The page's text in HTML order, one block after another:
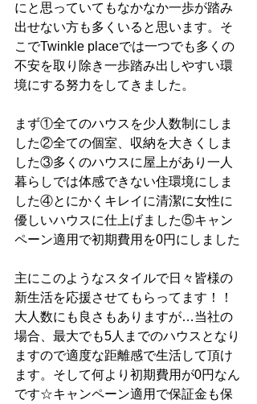
にと思っていてもなかなか一歩が踏み
出せない方も多くいると思います。そ
こでTwinkle placeでは一つでも多くの
不安を取り除き一歩踏み出しやすい環
境にする努力をしてきました。
まず①全てのハウスを少人数制にしま
した②全ての個室、収納を大きくしま
した③多くのハウスに屋上があり一人
暮らしでは体感できない住環境にしま
した④とにかくキレイに清潔に女性に
優しいハウスに仕上げました⑤キャン
ペーン適用で初期費用を0円にしました
主にこのようなスタイルで日々皆様の
新生活を応援させてもらってます！！
大人数にも良さもありますが…当社の
場合、最大でも5人までのハウスとなり
ますので適度な距離感で生活して頂け
ます。そして何より初期費用が0円なん
です☆キャンペーン適用で保証金も保